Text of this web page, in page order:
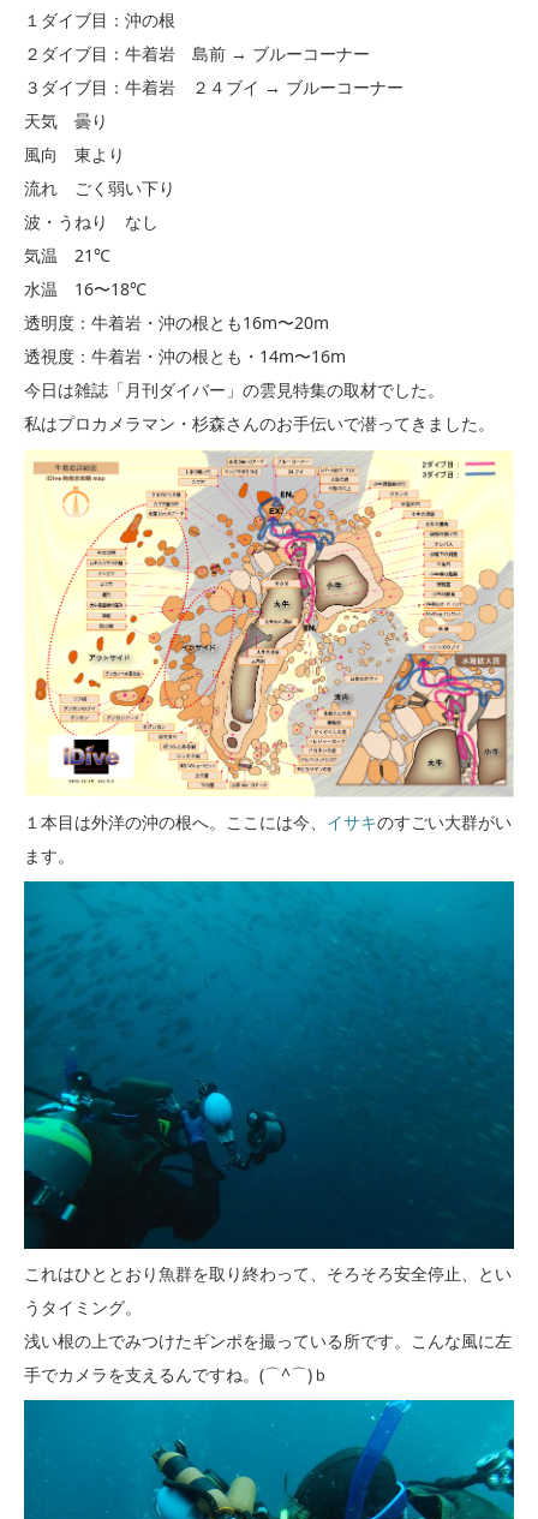
１ダイブ目：沖の根
２ダイブ目：牛着岩 島前 → ブルーコーナー
３ダイブ目：牛着岩 ２４ブイ → ブルーコーナー
天気 曇り
風向 東より
流れ ごく弱い下り
波・うねり なし
気温 21℃
水温 16〜18℃
透明度：牛着岩・沖の根とも16m〜20m
透視度：牛着岩・沖の根とも・14m〜16m
今日は雑誌「月刊ダイバー」の雲見特集の取材でした。
私はプロカメラマン・杉森さんのお手伝いで潜ってきました。
１本目は外洋の沖の根へ。ここには今、 イサキのすごい大群がい
ます。
これはひととおり魚群を取り終わって、そろそろ安全停止、とい
うタイミング。
浅い根の上でみつけたギンポを撮っている所です。こんな風に左
手でカメラを支えるんですね。(⌒^⌒)ｂ